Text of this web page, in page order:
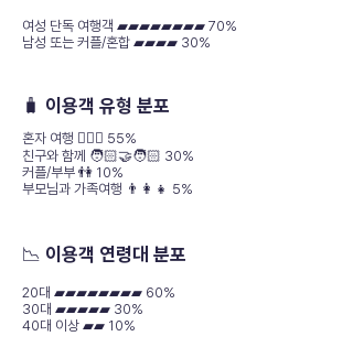
여성 단독 여행객 ▰▰▰▰▰▰▰▰ 70%
남성 또는 커플/혼합 ▰▰▰▰ 30%
🧳 이용객 유형 분포
혼자 여행 🧍🏻‍♂️ 55%
친구와 함께 🧑🏻‍🤝‍🧑🏻 30%
커플/부부 👫 10%
부모님과 가족여행 👨‍👩‍👧 5%
📉 이용객 연령대 분포
20대 ▰▰▰▰▰▰▰▰ 60%
30대 ▰▰▰▰▰ 30%
40대 이상 ▰▰ 10%